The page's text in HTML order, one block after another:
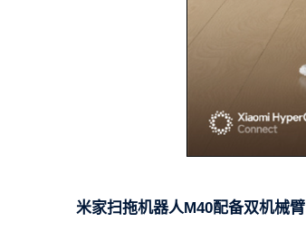
米家扫拖机器人M40配备双机械臂